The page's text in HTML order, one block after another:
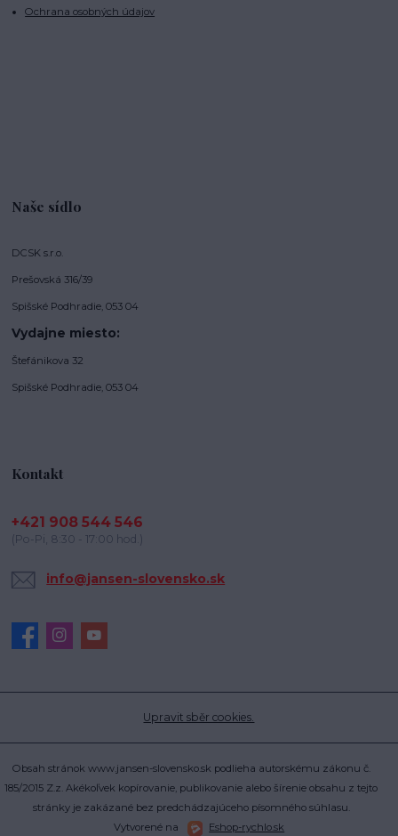
Ochrana osobných údajov
Naše sídlo
DCSK s.r.o.
Prešovská 316/39
Spišské Podhradie, 053 04
Vydajne miesto:
Štefánikova 32
Spišské Podhradie, 053 04
Kontakt
+421 908 544 546
(Po-Pi, 8:30 - 17:00 hod.)
info@jansen-slovensko.sk
Upravit sběr cookies.
Obsah stránok www.jansen-slovensko.sk podlieha autorskému zákonu č.
185/2015 Z.z. Akékoľvek kopírovanie, publikovanie alebo šírenie obsahu z tejto
stránky je zakázané bez predchádzajúceho písomného súhlasu.
Vytvorené na
Eshop-rychlo.sk